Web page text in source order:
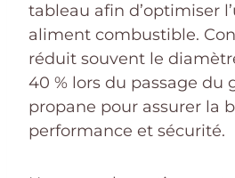
tableau afin d’optimiser
aliment combustible.
réduit souvent le
40 % lors du passage du
propane pour assurer la
performance et sécurité.